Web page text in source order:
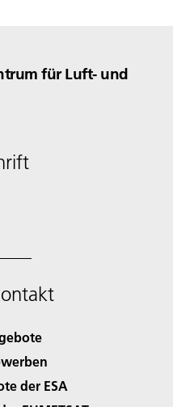
für Luft- und
der ESA